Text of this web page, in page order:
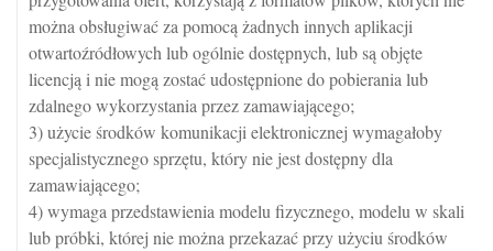
można obsługiwać za pomocą żadnych innych aplikacji
otwartoźródłowych lub ogólnie dostępnych, lub są objęte
licencją i nie mogą zostać udostępnione do pobierania lub
zdalnego wykorzystania przez zamawiającego;
3) użycie środków komunikacji elektronicznej wymagałoby
specjalistycznego sprzętu, który nie jest dostępny dla
zamawiającego;
4) wymaga przedstawienia modelu fizycznego, modelu w skali
lub próbki, której nie można przekazać przy użyciu środków